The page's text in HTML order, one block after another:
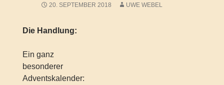
20. SEPTEMBER 2018 UWE WEBEL
Die Handlung:
Ein ganz
besonderer
Adventskalender: